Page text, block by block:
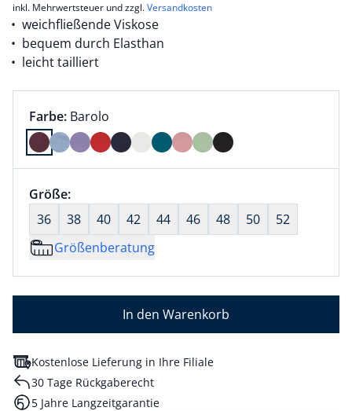
inkl. Mehrwertsteuer und zzgl.Versandkosten
weichfließende Viskose
bequem durch Elasthan
leicht tailliert
Farbauswahl:
Farbe: aktuell ausgewählt:
Barolo
Farbe Barolo ausgewählt
Größenauswahl:
Größe:nichts ausgewählt
36
38 40 42 44 46 48 50
52
Größenberatung
In den Warenkorb
Kostenlose Lieferung in Ihre Filiale
30 Tage Rückgaberecht
5 Jahre Langzeitgarantie